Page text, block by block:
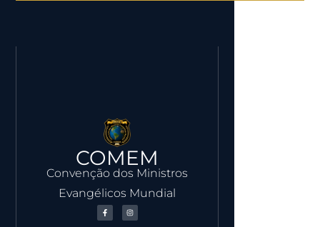
COMEM
Convenção dos Ministros
Evangélicos Mundial